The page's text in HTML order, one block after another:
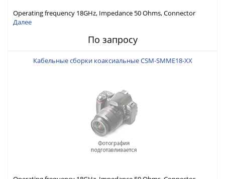
Operating frequency 18GHz, Impedance 50 Ohms, Connector
interface MIL-STD-348
Далее
По запросу
Кабельные сборки коаксиальные CSM-SMME18-XX